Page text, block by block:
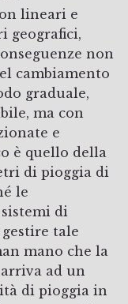
lineari e
geografici,
non
cambiamento
graduale,
ma con
e
è quello della
di pioggia di
le
di
tale
mano che la
ad un
di pioggia in